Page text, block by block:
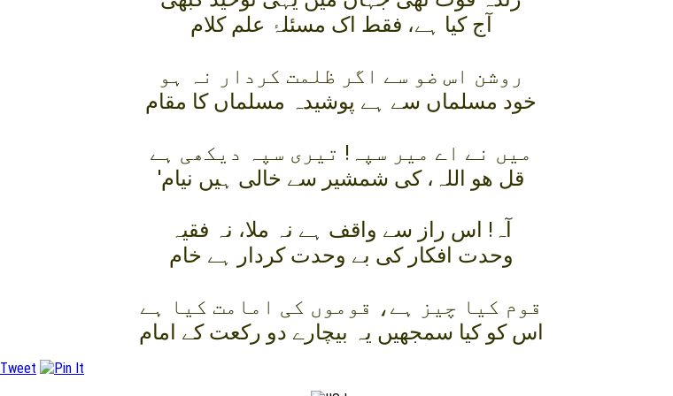
آج کيا ہے، فقط اک مسئلۂ علم کلام
روشن اس ضو سے اگر ظلمت کردار نہ ہو
خود مسلماں سے ہے پوشيدہ مسلماں کا مقام
ميں نے اے مير سپہ! تيری سپہ ديکھی ہے
'قل ھو اللہ، کی شمشير سے خالی ہيں نيام
آہ! اس راز سے واقف ہے نہ ملا، نہ فقيہ
وحدت افکار کی بے وحدت کردار ہے خام
قوم کيا چيز ہے، قوموں کی امامت کيا ہے
اس کو کيا سمجھيں يہ بيچارے دو رکعت کے امام
Tweet